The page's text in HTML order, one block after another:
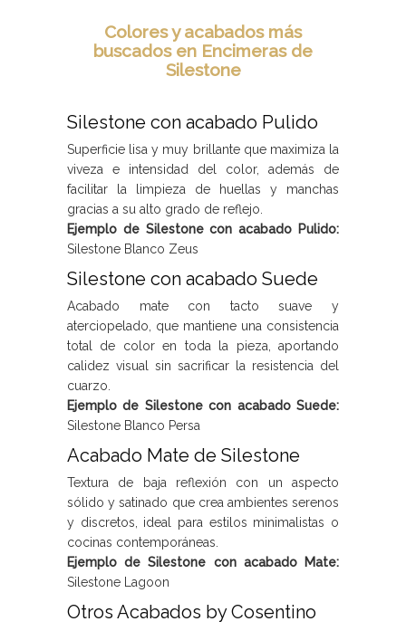
Colores y acabados más
buscados en Encimeras de
Silestone
Silestone con acabado Pulido
Superficie lisa y muy brillante que maximiza la
viveza e intensidad del color, además de
facilitar la limpieza de huellas y manchas
gracias a su alto grado de reflejo.
Ejemplo de Silestone con acabado Pulido:
Silestone Blanco Zeus
Silestone con acabado Suede
Acabado mate con tacto suave y
aterciopelado, que mantiene una consistencia
total de color en toda la pieza, aportando
calidez visual sin sacrificar la resistencia del
cuarzo.
Ejemplo de Silestone con acabado Suede:
Silestone Blanco Persa
Acabado Mate de Silestone
Textura de baja reflexión con un aspecto
sólido y satinado que crea ambientes serenos
y discretos, ideal para estilos minimalistas o
cocinas contemporáneas.
Ejemplo de Silestone con acabado Mate:
Silestone Lagoon
Otros Acabados by Cosentino